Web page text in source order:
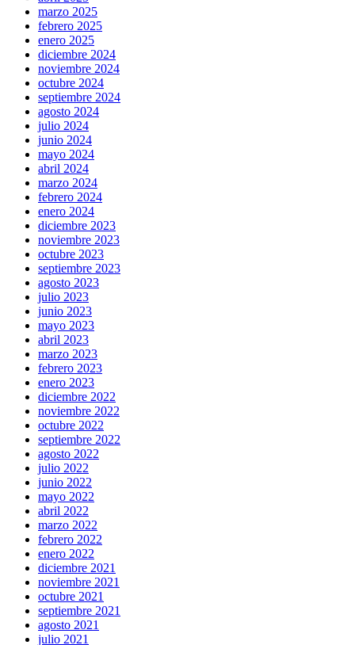
marzo 2025
febrero 2025
enero 2025
diciembre 2024
noviembre 2024
octubre 2024
septiembre 2024
agosto 2024
julio 2024
junio 2024
mayo 2024
abril 2024
marzo 2024
febrero 2024
enero 2024
diciembre 2023
noviembre 2023
octubre 2023
septiembre 2023
agosto 2023
julio 2023
junio 2023
mayo 2023
abril 2023
marzo 2023
febrero 2023
enero 2023
diciembre 2022
noviembre 2022
octubre 2022
septiembre 2022
agosto 2022
julio 2022
junio 2022
mayo 2022
abril 2022
marzo 2022
febrero 2022
enero 2022
diciembre 2021
noviembre 2021
octubre 2021
septiembre 2021
agosto 2021
julio 2021